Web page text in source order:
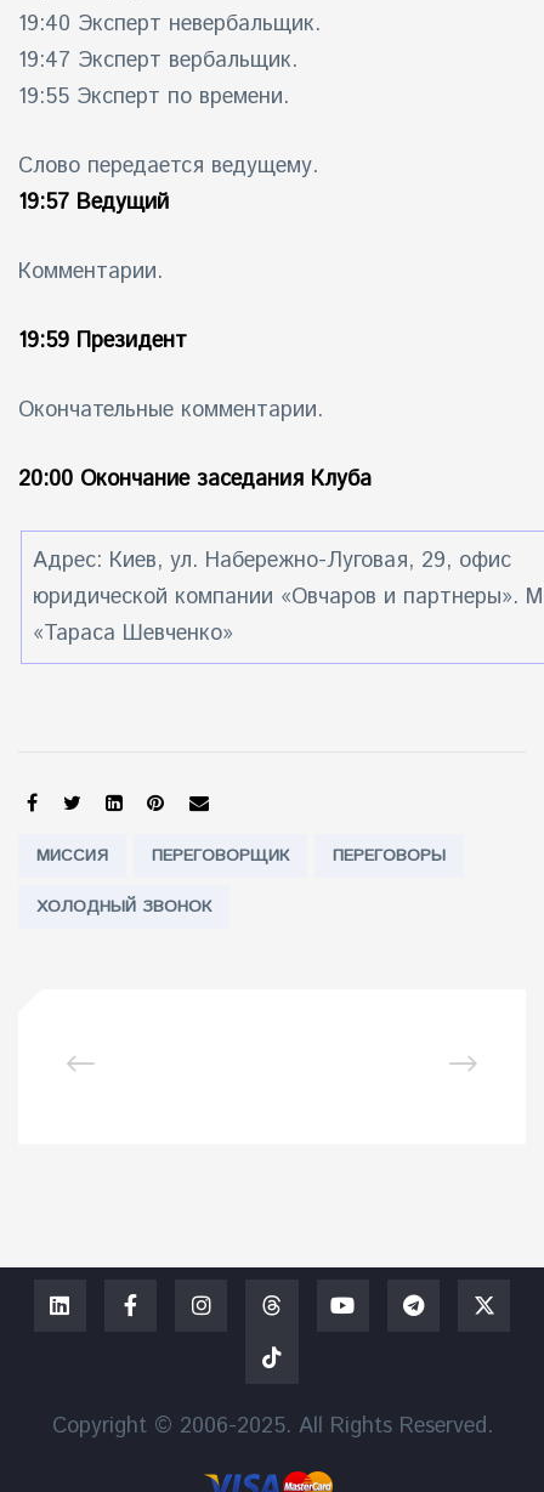
19:40 Эксперт невербальщик.
19:47 Эксперт вербальщик.
19:55 Эксперт по времени.
Слово передается ведущему.
19:57 Ведущий
Комментарии.
19:59 Президент
Окончательные комментарии.
20:00 Окончание заседания Клуба
Адрес: Киев, ул. Набережно-Луговая, 29, офис
юридической компании «Овчаров и партнеры».
«Тараса Шевченко»
SHARE:
Tags:
МИССИЯ ПЕРЕГОВОРЩИК ПЕРЕГОВОРЫ
ХОЛОДНЫЙ ЗВОНОК
Copyright © 2006-2025. All Rights Reserved.